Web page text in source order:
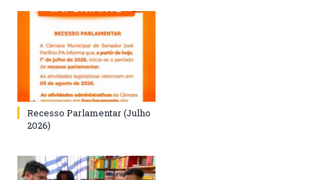
Recesso Parlamentar (Julho
2026)